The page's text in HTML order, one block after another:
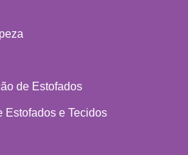
de Estofados
Estofados e Tecidos